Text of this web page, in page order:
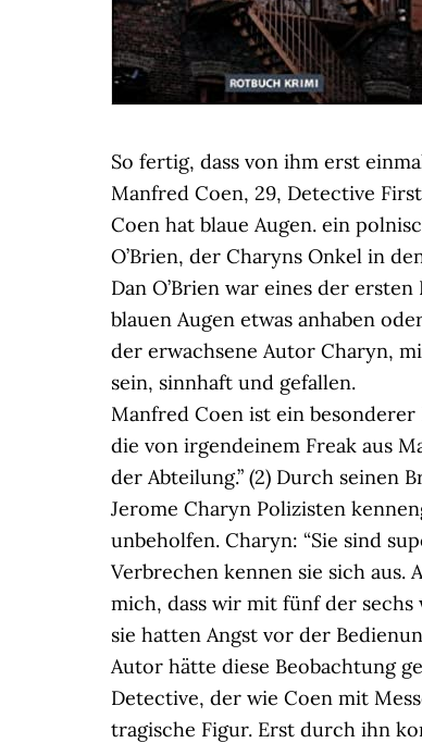
So fertig, dass von ihm erst
Manfred Coen, 29, Detective
Coen hat blaue Augen. ein
O’Brien, der Charyns Onkel in
Dan O’Brien war eines der
blauen Augen etwas anhaben
der erwachsene Autor Charyn,
sein, sinnhaft und gefallen.
Manfred Coen ist ein
die von irgendeinem Freak aus
der Abteilung.” (2) Durch seinen
Jerome Charyn Polizisten
unbeholfen. Charyn: “Sie sind
Verbrechen kennen sie sich aus.
mich, dass wir mit fünf der
sie hatten Angst vor der
Autor hätte diese Beobachtung
Detective, der wie Coen mit
tragische Figur. Erst durch ihn